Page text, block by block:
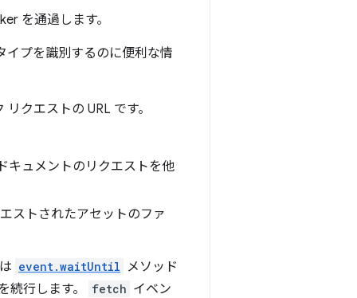
を通過します。
イプを識別するのに便利な情
クエストの URL です。
キュメントのリクエストを他
ストされたアセットのファ
event.waitUntil メソッド
続行します。
fetch イベン